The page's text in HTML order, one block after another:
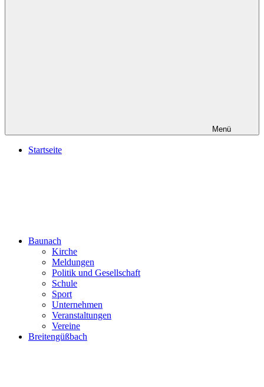
Menü
Startseite
Baunach
Kirche
Meldungen
Politik und Gesellschaft
Schule
Sport
Unternehmen
Veranstaltungen
Vereine
Breitengüßbach